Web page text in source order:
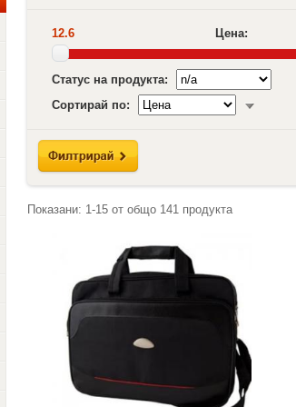
12.6 Цена:
Статус на продукта:
Сортирай по:
Показани: 1-15от общо 141 продукта